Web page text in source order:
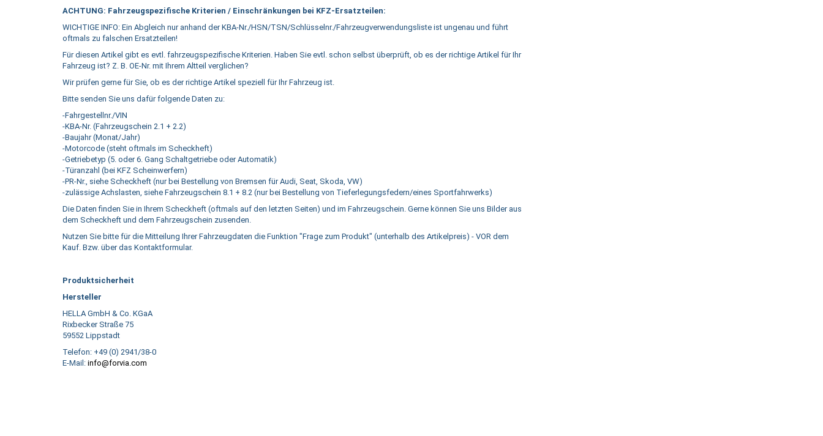
ACHTUNG: Fahrzeugspezifische Kriterien / Einschränkungen bei KFZ-Ersatzteilen:
WICHTIGE INFO: Ein Abgleich nur anhand der KBA-Nr./HSN/TSN/Schlüsselnr./Fahrzeugverwendungsliste ist ungenau und führt
oftmals zu falschen Ersatzteilen!
Für diesen Artikel gibt es evtl. fahrzeugspezifische Kriterien. Haben Sie evtl. schon selbst überprüft, ob es der richtige Artikel für Ihr
Fahrzeug ist? Z. B. OE-Nr. mit Ihrem Altteil verglichen?
Wir prüfen gerne für Sie, ob es der richtige Artikel speziell für Ihr Fahrzeug ist.
Bitte senden Sie uns dafür folgende Daten zu:
-Fahrgestellnr./VIN
-KBA-Nr. (Fahrzeugschein 2.1 + 2.2)
-Baujahr (Monat/Jahr)
-Motorcode (steht oftmals im Scheckheft)
-Getriebetyp (5. oder 6. Gang Schaltgetriebe oder Automatik)
-Türanzahl (bei KFZ Scheinwerfern)
-PR-Nr., siehe Scheckheft (nur bei Bestellung von Bremsen für Audi, Seat, Skoda, VW)
-zulässige Achslasten, siehe Fahrzeugschein 8.1 + 8.2 (nur bei Bestellung von Tieferlegungsfedern/eines Sportfahrwerks)
Die Daten finden Sie in Ihrem Scheckheft (oftmals auf den letzten Seiten) und im Fahrzeugschein. Gerne können Sie uns Bilder aus
dem Scheckheft und dem Fahrzeugschein zusenden.
Nutzen Sie bitte für die Mitteilung Ihrer Fahrzeugdaten die Funktion "Frage zum Produkt" (unterhalb des Artikelpreis) - VOR dem
Kauf. Bzw. über das Kontaktformular.
Produktsicherheit
Hersteller
HELLA GmbH & Co. KGaA
Rixbecker Straße 75
59552 Lippstadt
Telefon: +49 (0) 2941/38-0
E-Mail: info@forvia.com